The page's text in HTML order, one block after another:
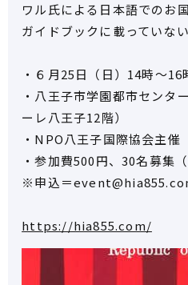
ワル氏による日本語でのお国
ガイドブックに載っていな
・６月25日（日）14時～16
・八王子市学園都市センタ
ーレ八王子12階）
・NPO八王子国際協会主催
・参加費500円、30名募集（
※申込＝
https://hia855.com/